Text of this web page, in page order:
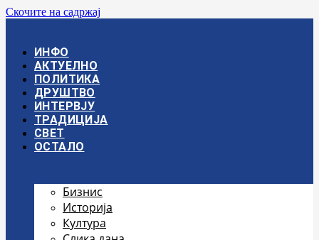
Скочите на садржај
ИНФО
АКТУЕЛНО
ПОЛИТИКА
ДРУШТВО
ИНТЕРВЈУ
ТРАДИЦИЈА
СВЕТ
ОСТАЛО
Бизнис
Историја
Култура